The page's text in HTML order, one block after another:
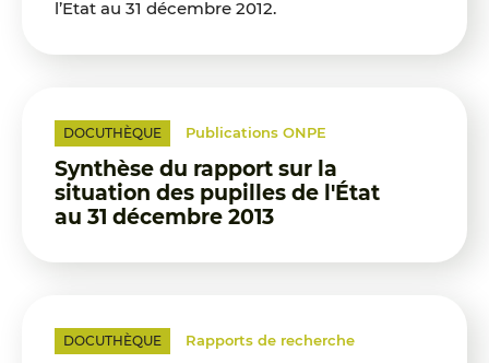
l’Etat au 31 décembre 2012.
DOCUTHÈQUE Publications ONPE
Synthèse du rapport sur la
situation des pupilles de l'État
au 31 décembre 2013
DOCUTHÈQUE Rapports de recherche